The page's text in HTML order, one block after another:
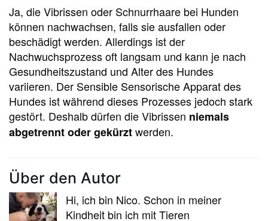
Ja, die Vibrissen oder Schnurrhaare bei Hunden
können nachwachsen, falls sie ausfallen oder
beschädigt werden. Allerdings ist der
Nachwuchsprozess oft langsam und kann je nach
Gesundheitszustand und Alter des Hundes
variieren. Der Sensible Sensorische Apparat des
Hundes ist während dieses Prozesses jedoch stark
gestört. Deshalb dürfen die Vibrissen niemals
abgetrennt oder gekürztwerden.
Über den Autor
Hi, ich bin Nico. Schon in meiner
Kindheit bin ich mit Tieren